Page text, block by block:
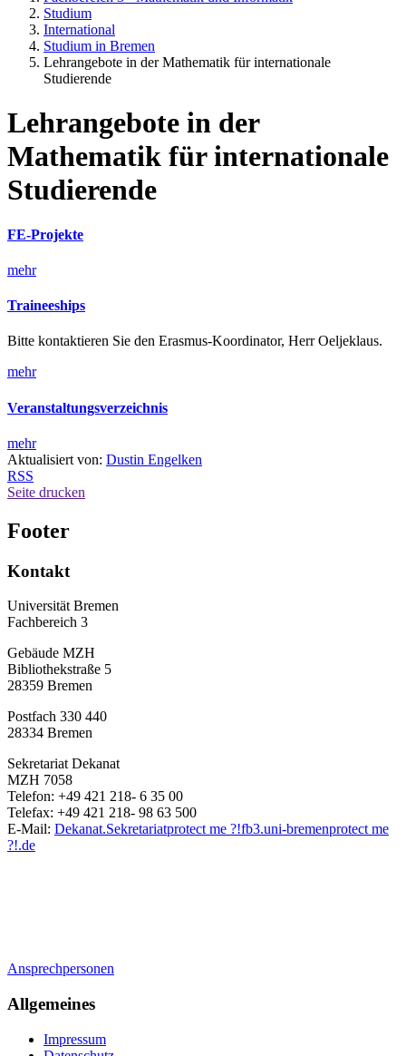
Studium
International
Studium in Bremen
Lehrangebote in der Mathematik für internationale
Studierende
Lehrangebote in der
Mathematik für internationale
Studierende
FE-Projekte
mehr
Traineeships
Bitte kontaktieren Sie den Erasmus-Koordinator, Herr Oeljeklaus.
mehr
Veranstaltungsverzeichnis
mehr
Aktualisiert von: Dustin Engelken
RSS
Seite drucken
Footer
Kontakt
Universität Bremen
Fachbereich 3
Gebäude MZH
Bibliothekstraße 5
28359 Bremen
Postfach 330 440
28334 Bremen
Sekretariat Dekanat
MZH 7058
Telefon: +49 421 218- 6 35 00
Telefax: +49 421 218- 98 63 500
E-Mail: Dekanat.Sekretariatprotect me ?!fb3.uni-bremenprotect me
?!.de
Ansprechpersonen
Allgemeines
Impressum